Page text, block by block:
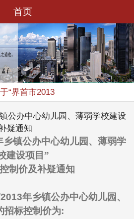
首页
“界首市2013
公办中心幼儿园、薄弱学校建设
疑通知
乡镇公办中心幼儿园、薄弱学
建设项目”
制价及补疑通知
2013年乡镇公办中心幼儿园、
招标控制价为: